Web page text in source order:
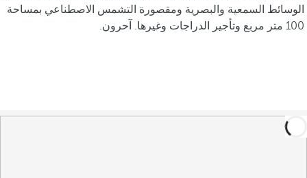
الوسائط السمعية والبصرية ومقصورة التشمس الاصطناعي بمساحة
100 متر مربع وتأجير الدراجات وغيرها. آحرون.